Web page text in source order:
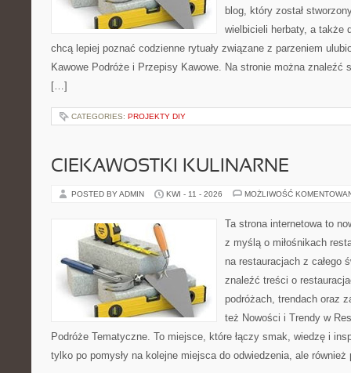
blog, który został
wielbicieli herbaty, a także
chcą lepiej poznać codzienne rytuały związane z parzeniem
Kawowe Podróże i Przepisy Kawowe. Na stronie można znaleźć
[…]
CATEGORIES: PROJEKTY DIY
CIEKAWOSTKI KULINARNE
POSTED BY ADMIN KWI - 11 - 2026 MOŻLIWOŚĆ
Ta strona internetowa to
z myślą o miłośnikach
na restauracjach z całego
znaleźć treści o
podróżach, trendach oraz
też Nowości i Trendy w
Podróże Tematyczne. To miejsce, które łączy smak, wiedzę i
tylko po pomysły na kolejne miejsca do odwiedzenia, ale